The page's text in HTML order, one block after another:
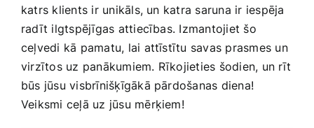
katrs klients ir unikāls, un katra saruna ir iespēja
radīt ilgtspējīgas attiecības. Izmantojiet šo⁤
ceļvedi kā pamatu, lai ‍attīstītu savas prasmes un
virzītos uz panākumiem. Rīkojieties šodien, un rīt
būs jūsu visbrīnišķīgākā pārdošanas diena!
Veiksmi ceļā uz ‍jūsu mērķiem!